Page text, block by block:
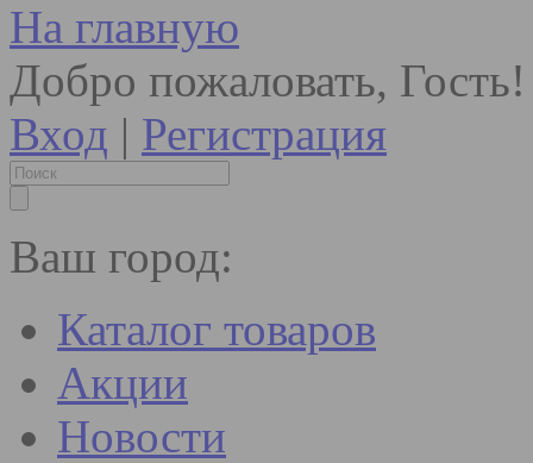
На главную
Добро пожаловать, Гость!
Вход | Регистрация
Ваш город:
Каталог товаров
Акции
Новости